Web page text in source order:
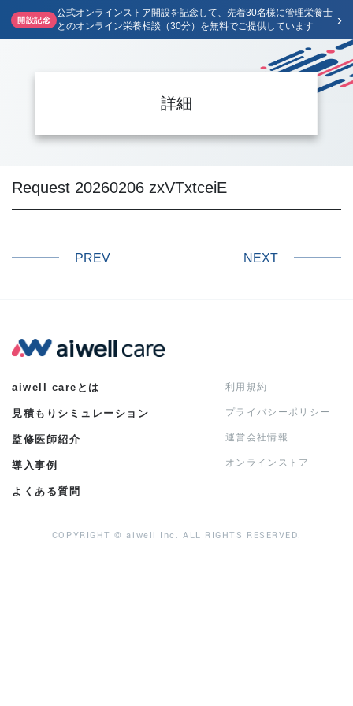
開設記念
公式オンラインストア開設を記念して、先着30名様に管理栄養士
とのオンライン栄養相談（30分）を無料でご提供しています
›
詳細
Request 20260206 zxVTxtceiE
PREV NEXT
aiwell careとは
見積もりシミュレーション
監修医師紹介
導入事例
よくある質問
利用規約
プライバシーポリシー
運営会社情報
オンラインストア
COPYRIGHT © aiwell Inc. ALL RIGHTS RESERVED.